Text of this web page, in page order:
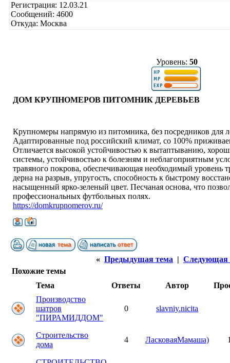
Регистрация: 12.03.21
Сообщений: 4600
Откуда: Москва
Уровень: 50
ДОМ КРУПНОМЕРОВ ПИТОМНИК ДЕРЕВЬЕВ
Крупномеры напрямую из питомника, без посредников для
Адаптированные под российский климат, со 100%
Отличается высокой устойчивостью к вытаптыванию,
системы, устойчивостью к болезням и неблагоприятным
травяного покрова, обеспечивающая необходимый уровень
дерна на разрыв, упругость, способность к быстрому
насыщенный ярко-зеленый цвет. Песчаная основа, что
профессиональных футбольных полях.
https://domkrupnomerov.ru/
« Предыдущая тема | Следующая
Похожие темы
Тема
Ответы Автор
Производство
шатров
"ПИРАМИДДОМ"
0 slavniy.nicita
Строительство
дома
4 ЛасковаяМамаша)